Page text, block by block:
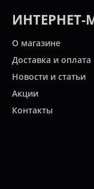
ИНТЕРНЕТ-
О магазине
Доставка и оплата
Новости и статьи
Акции
Контакты